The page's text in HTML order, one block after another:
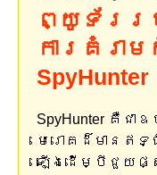
ព្យូទ័ររ
ការគំរា
SpyHunter
SpyHunter គឺ
មេរោគដ៏មានឥ
ឡើងដើម្បីជួយ